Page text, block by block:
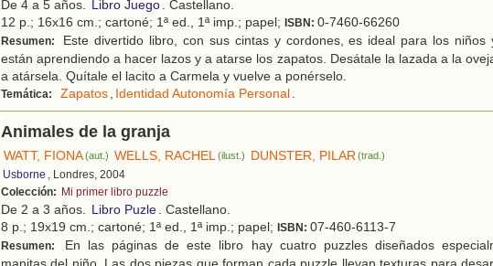
De 4 a 5 años. Libro Juego. Castellano.
12 p.; 16x16 cm.; cartoné; 1ª ed., 1ª imp.; papel; ISBN: 0-7460-66260
Resumen:
Este divertido libro, con sus cintas y cordones, es ideal para los niños
están aprendiendo a hacer lazos y a atarse los zapatos. Desátale la lazada a la
a atársela. Quítale el lacito a Carmela y vuelve a ponérselo.
Temática: Zapatos, Identidad Autonomía Personal.
Animales de la granja
WATT, FIONA(aut.) WELLS, RACHEL(ilust.) DUNSTER, PILAR (trad.)
Usborne , Londres, 2004
Colección: Mi primer libro puzzle
De 2 a 3 años. Libro Puzle. Castellano.
8 p.; 19x19 cm.; cartoné; 1ª ed., 1ª imp.; papel; ISBN: 07-460-6113-7
Resumen:
En las páginas de este libro hay cuatro puzzles diseñados